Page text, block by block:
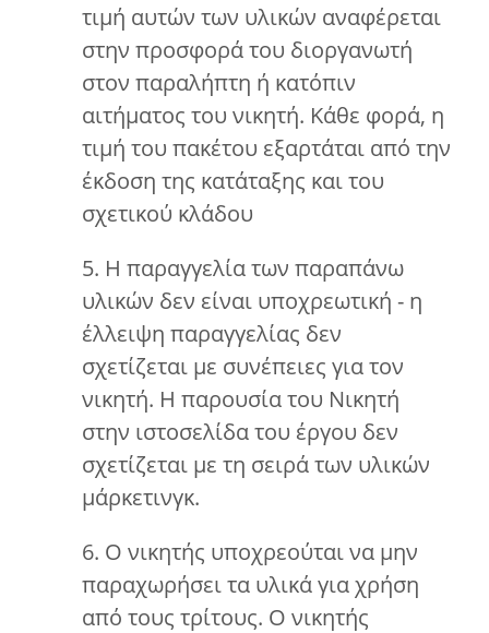
τιμή αυτών των υλικών αναφέρεται
στην προσφορά του διοργανωτή
στον παραλήπτη ή κατόπιν
αιτήματος του νικητή. Κάθε φορά, η
τιμή του πακέτου εξαρτάται από την
έκδοση της κατάταξης και του
σχετικού κλάδου
5. Η παραγγελία των παραπάνω
υλικών δεν είναι υποχρεωτική - η
έλλειψη παραγγελίας δεν
σχετίζεται με συνέπειες για τον
νικητή. Η παρουσία του Νικητή
στην ιστοσελίδα του έργου δεν
σχετίζεται με τη σειρά των υλικών
μάρκετινγκ.
6. Ο νικητής υποχρεούται να μην
παραχωρήσει τα υλικά για χρήση
από τους τρίτους. Ο νικητής